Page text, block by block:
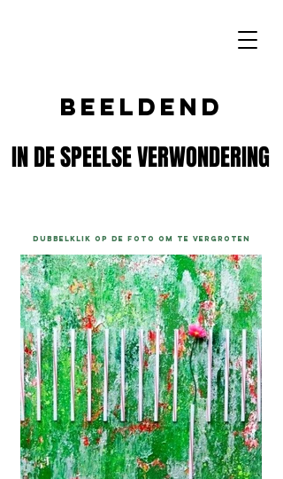
beeldend
IN DE SPEELSE VERWONDERING
IN DE SPEELSE VERWONDERING
dubbelklik op de foto om te vergroten